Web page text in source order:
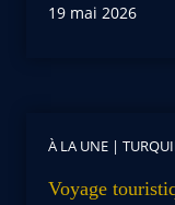
19 mai 2026
À LA UNE |
Voyage